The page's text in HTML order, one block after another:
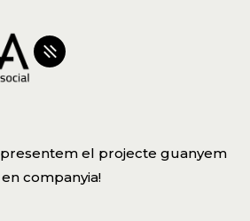
presentem el projecte guanyem
en companyia!